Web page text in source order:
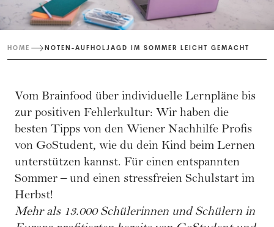
HOME NOTEN-AUFHOLJAGD IM SOMMER LEICHT GEMACHT
Vom Brainfood über individuelle Lernpläne bis
zur positiven Fehlerkultur: Wir haben die
besten Tipps von den Wiener Nachhilfe Profis
von GoStudent, wie du dein Kind beim Lernen
unterstützen kannst. Für einen entspannten
Sommer – und einen stressfreien Schulstart im
Herbst!
Mehr als 13.000 Schülerinnen und Schülern in